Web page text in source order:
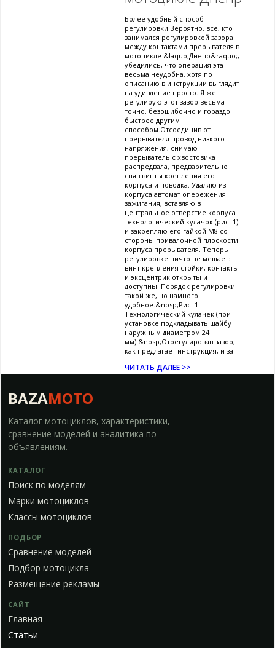
Более удобный способ
регулировки Вероятно, все, кто
занимался регулировкой зазора
между контактами прерывателя в
мотоцикле &laquo;Днепр&raquo;,
убедились, что операция эта
весьма неудобна, хотя по
описанию в инструкции выглядит
на удивление просто. Я же
регулирую этот зазор весьма
точно, безошибочно и гораздо
быстрее другим
способом.Отсоединив от
прерывателя провод низкого
напряжения, снимаю
прерыватель с хвостовика
распредвала, предварительно
сняв винты крепления его
корпуса и поводка. Удаляю из
корпуса автомат опережения
зажигания, вставляю в
центральное отверстие корпуса
технологический кулачок (рис. 1)
и закрепляю его гайкой М8 со
стороны привалочной плоскости
корпуса прерывателя. Теперь
регулировке ничто не мешает:
винт крепления стойки, контакты
и эксцентрик открыты и
доступны. Порядок регулировки
такой же, но намного
удобное.&nbsp;Рис. 1.
Технологический кулачек (при
установке подкладывать шайбу
наружным диаметром 24
мм).&nbsp;Отрегулировав зазор,
как предлагает инструкция, и за...
ЧИТАТЬ ДАЛЕЕ >>
BAZAMOTO
Каталог мотоциклов, характеристики,
сравнение моделей и аналитика по
объявлениям.
КАТАЛОГ
Поиск по моделям
Марки мотоциклов
Классы мотоциклов
ПОДБОР
Сравнение моделей
Подбор мотоцикла
Размещение рекламы
САЙТ
Главная
Статьи